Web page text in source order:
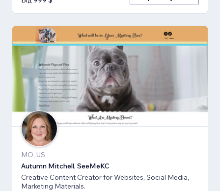
MO, US
Autumn Mitchell, SeeMeKC
Creative Content Creator for Websites, Social Media,
Marketing Materials.